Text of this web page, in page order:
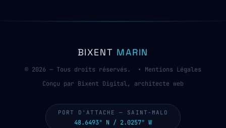
BIXENT MARIN
© 2026 — Tous droits réservés. • Mentions Légales
Conçu par Bixent Digital, architecte web
PORT D'ATTACHE — SAINT-MALO
48.6493° N / 2.0257° W